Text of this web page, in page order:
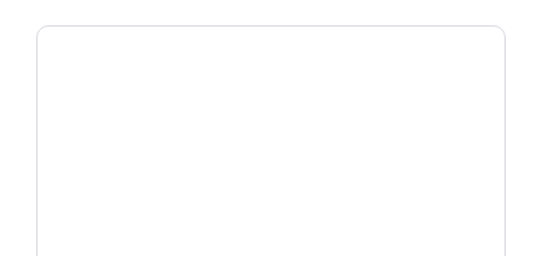
Commento
Nome
Email
Sito